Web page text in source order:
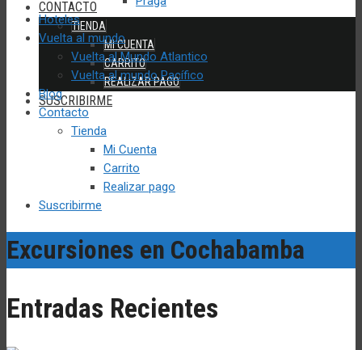
CONTACTO
TIENDA
MI CUENTA
CARRITO
REALIZAR PAGO
SUSCRIBIRME
Hoteles
Vuelta al mundo
Vuelta al Mundo Atlantico
Vuelta al mundo Pacífico
Blog
Contacto
Tienda
Mi Cuenta
Carrito
Realizar pago
Suscribirme
Excursiones en Cochabamba
Entradas Recientes